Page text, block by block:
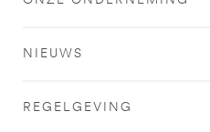
NIEUWS
REGELGEVING